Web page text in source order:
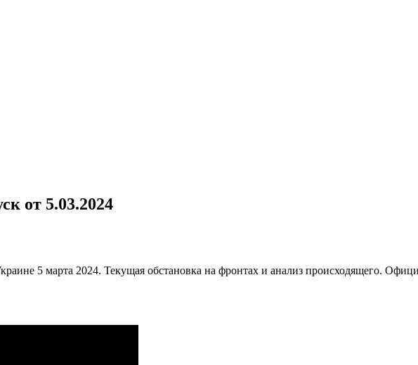
от 5.03.2024
5 марта 2024. Текущая обстановка на фронтах и анализ происходящего.